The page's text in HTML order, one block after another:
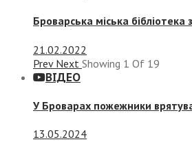
Броварська міська
21.02.2022
Prev Next Showing 1 Of 19
ВІДЕО
У Броварах пожежники
13.05.2024